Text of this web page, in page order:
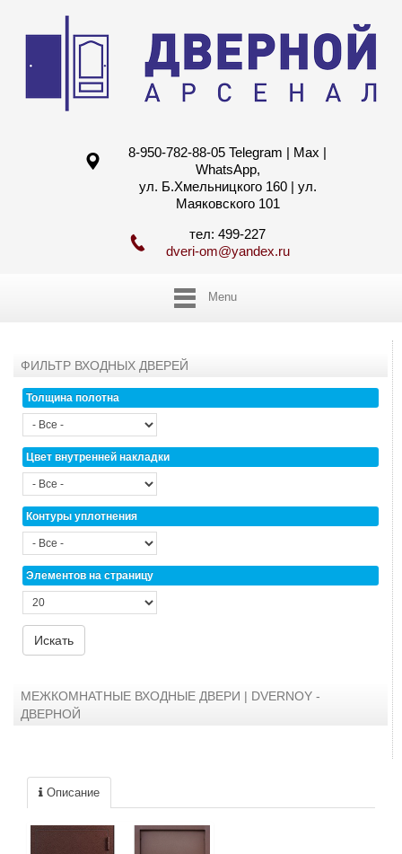
8-950-782-88-05 Telegram | Max |
WhatsApp,
ул. Б.Хмельницкого 160 | ул.
Маяковского 101
тел: 499-227
dveri-om@yandex.ru
Menu
ФИЛЬТР ВХОДНЫХ ДВЕРЕЙ
Толщина полотна
Цвет внутренней накладки
Контуры уплотнения
Элементов на страницу
МЕЖКОМНАТНЫЕ ВХОДНЫЕ ДВЕРИ | DVERNOY -
ДВЕРНОЙ
Описание